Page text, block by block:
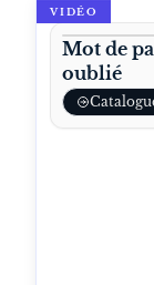
VIDÉO
Mot de
oublié